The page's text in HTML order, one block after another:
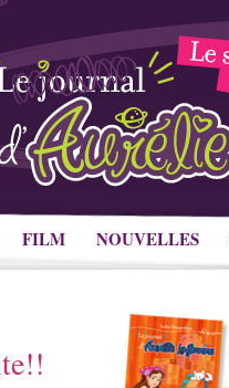
FILM NOUVELLES